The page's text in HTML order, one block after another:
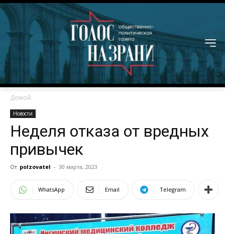
Домой
Новости
Неделя отказа от вредных
привычек
От polzovatel - 30 марта, 2023
WhatsApp Email Telegram